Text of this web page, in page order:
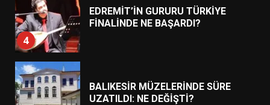
5
BALIKESİR MÜZELERİNDE SÜRE
UZATILDI: NE DEĞİŞTİ?
BURHANİYE SATRANÇ
TURNUVASI KAYITLARI NEYİ